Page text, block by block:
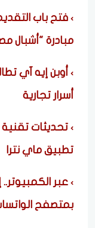
فتح باب
مبادرة "أشبال
أوبن إيه آي
أسرار تجارية
تحديثات
تطبيق ماي نترا
عبر
بمتصفح